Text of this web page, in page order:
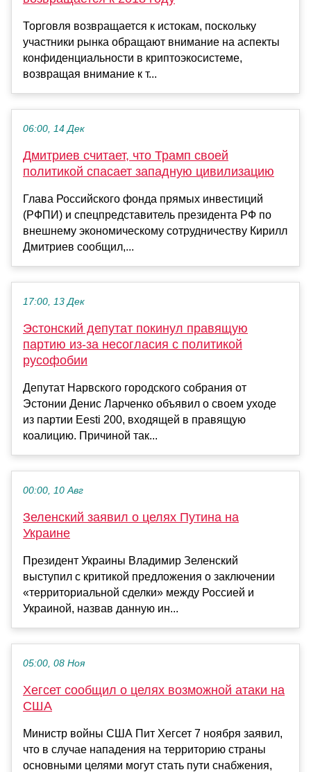
Торговля возвращается к истокам, поскольку
участники рынка обращают внимание на аспекты
конфиденциальности в криптоэкосистеме,
возвращая внимание к т...
06:00, 14 Дек
Дмитриев считает, что Трамп своей
политикой спасает западную цивилизацию
Глава Российского фонда прямых инвестиций
(РФПИ) и спецпредставитель президента РФ по
внешнему экономическому сотрудничеству Кирилл
Дмитриев сообщил,...
17:00, 13 Дек
Эстонский депутат покинул правящую
партию из-за несогласия с политикой
русофобии
Депутат Нарвского городского собрания от
Эстонии Денис Ларченко объявил о своем уходе
из партии Eesti 200, входящей в правящую
коалицию. Причиной так...
00:00, 10 Авг
Зеленский заявил о целях Путина на
Украине
Президент Украины Владимир Зеленский
выступил с критикой предложения о заключении
«территориальной сделки» между Россией и
Украиной, назвав данную ин...
05:00, 08 Ноя
Хегсет сообщил о целях возможной атаки на
США
Министр войны США Пит Хегсет 7 ноября заявил,
что в случае нападения на территорию страны
основными целями могут стать пути снабжения,